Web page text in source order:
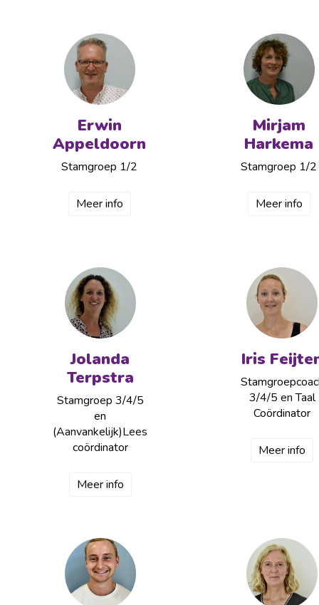
Erwin
Appeldoorn
Stamgroep 1/2
Meer info
Mirjam
Harkema
Stamgroep 1/2
Meer info
Jolanda
Terpstra
Stamgroep 3/4/5
en
(Aanvankelijk)Lees
coördinator
Meer info
Iris
3/4/5 en Taal
Coördinator
Meer info